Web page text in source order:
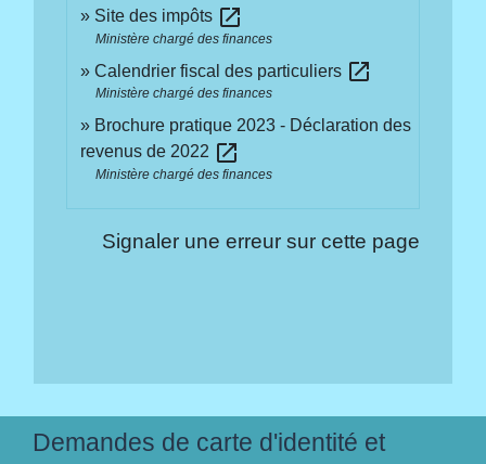
Site des impôts open_in_new
Ministère chargé des finances
Calendrier fiscal des particuliers open_in_new
Ministère chargé des finances
Brochure pratique 2023 - Déclaration des
revenus de 2022 open_in_new
Ministère chargé des finances
Signaler une erreur sur cette page
Demandes de carte d'identité et